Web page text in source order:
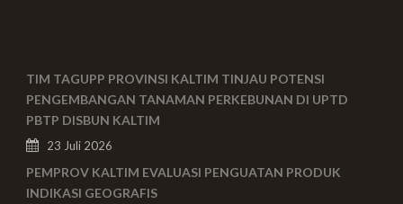
TIM TAGUPP PROVINSI KALTIM TINJAU POTENSI
PENGEMBANGAN TANAMAN PERKEBUNAN DI UPTD
PBTP DISBUN KALTIM
23 Juli 2026
PEMPROV KALTIM EVALUASI PENGUATAN PRODUK
INDIKASI GEOGRAFIS